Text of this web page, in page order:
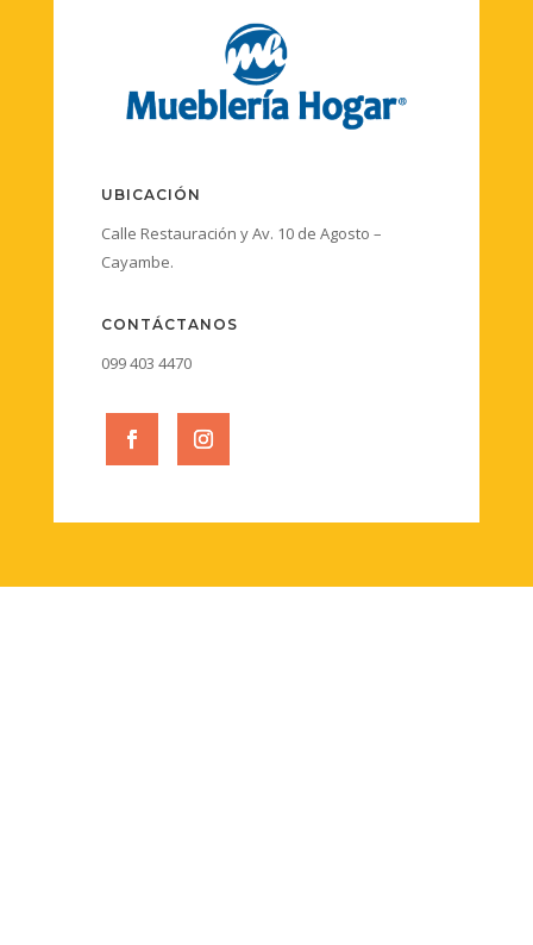
UBICACIÓN
Calle Restauración y Av. 10 de Agosto –
Cayambe.
CONTÁCTANOS
099 403 4470